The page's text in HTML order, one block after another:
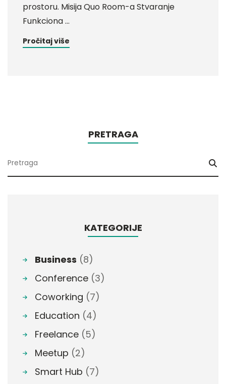
prostoru. Misija Quo Room-a Stvaranje
Funkciona …
Pročitaj više
PRETRAGA
KATEGORIJE
Business (8)
Conference (3)
Coworking (7)
Education (4)
Freelance (5)
Meetup (2)
Smart Hub (7)